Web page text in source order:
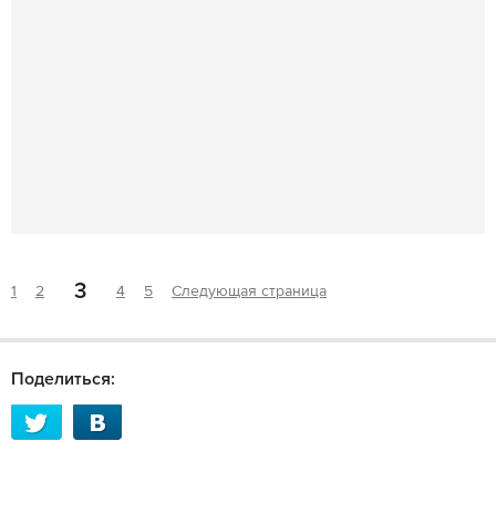
1 2 3 4 5 Следующая страница
Поделиться: